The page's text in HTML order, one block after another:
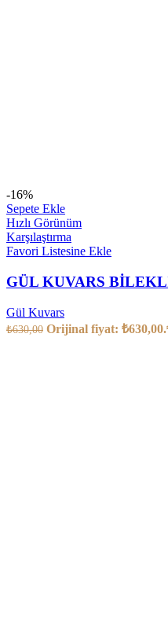
-16%
Sepete Ekle
Hızlı Görünüm
Karşılaştırma
Favori Listesine Ekle
GÜL KUVARS
Gül Kuvars
₺630,00 Orijinal fiyat: ₺630,00.